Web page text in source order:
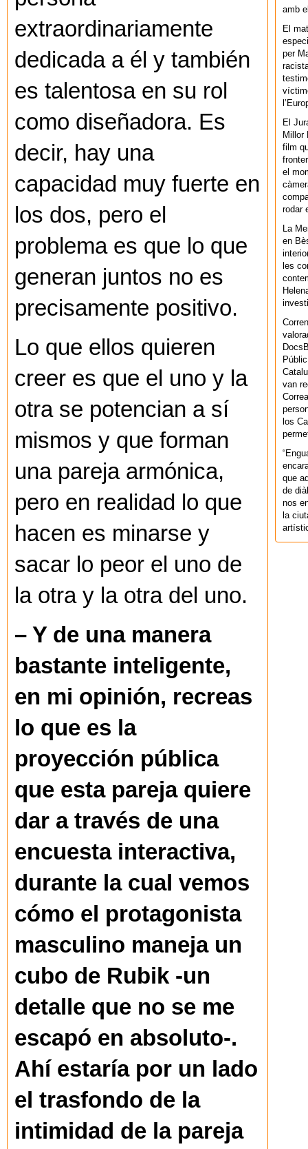
extraordinariamente
dedicada a él y también
es talentosa en su rol
como diseñadora. Es
decir, hay una
capacidad muy fuerte en
los dos, pero el
problema es que lo que
generan juntos no es
precisamente positivo.
Lo que ellos quieren
creer es que el uno y la
otra se potencian a sí
mismos y que forman
una pareja armónica,
pero en realidad lo que
hacen es minarse y
sacar lo peor el uno de
la otra y la otra del uno.
– Y de una manera
bastante inteligente,
en mi opinión, recreas
lo que es la
proyección pública
que esta pareja quiere
dar a través de una
encuesta interactiva,
durante la cual vemos
cómo el protagonista
masculino maneja un
cubo de Rubik -un
detalle que no se me
escapó en absoluto-.
Ahí estaría por un lado
el trasfondo de la
intimidad de la pareja
amb
El
per
El
Millor
film
el
rodar
La
en
les
van
los
que
de
nos
la